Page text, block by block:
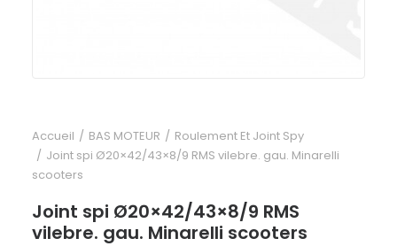
Accueil BAS MOTEUR
Roulement Et Joint Spy
Joint spi Ø20×42/43×8/9 RMS vilebre. gau. Minarelli
scooters
Joint spi Ø20×42/43×8/9 RMS
vilebre. gau. Minarelli scooters